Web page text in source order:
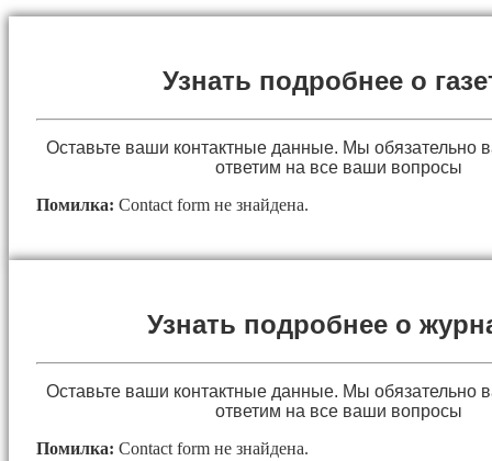
Узнать подробнее о
Оставьте ваши контактные данные. Мы обязательно
ответим на все ваши вопросы
Помилка: Contact form не знайдена.
Узнать подробнее о
Оставьте ваши контактные данные. Мы обязательно
ответим на все ваши вопросы
Помилка: Contact form не знайдена.